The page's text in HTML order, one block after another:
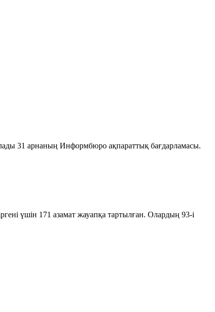
31 арнаның Информбюро ақпараттық бағдарламасы.
үшін 171 азамат жауапқа тартылған. Олардың 93-і